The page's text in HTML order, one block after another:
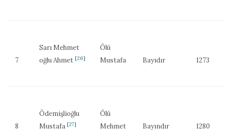
7
Sarı Mehmet
oğlu Ahmet [26]
Ölü
Mustafa
Bayıdır 1273
8
Ödemişlioğlu
Mustafa [27]
Ölü
Mehmet
Bayındır 1280